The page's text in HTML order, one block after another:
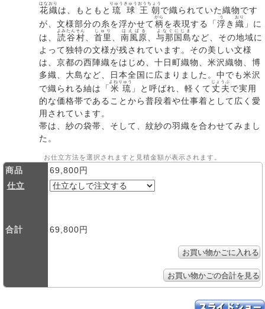
花織
はなおり
は、もともと 琉球
りゅうきゅう
王朝
おうちょう
で織られていた織物です
が、文様部分の糸を浮かせて柄
がら
を表現する「浮
う
き 織
おり
」に
は、 読谷村
よみたんそん
首里
しゅり
南風原
はえばる
与那国島
よなぐにじま
など、その地域に
よって独特の文様が残されています。その美しい文様
は、京都の西陣織をはじめ、十日町織物、米沢織物、博
多織、大島など、日本全国に広まりました。中でも米沢
で織られる紬は「 米琉
よねりゅう
」と呼ばれ、軽くて丈夫
じょうぶ
で実用
的な価格帯であることから普段着や仕事着として広く愛
用されています。
帯は、紗の袋帯、そして、紋紗の羽織を合わせてみまし
た。
お仕立方法を選択されますと見積金額が表示されます。
商品
69,800円
仕立
合計 69,800円